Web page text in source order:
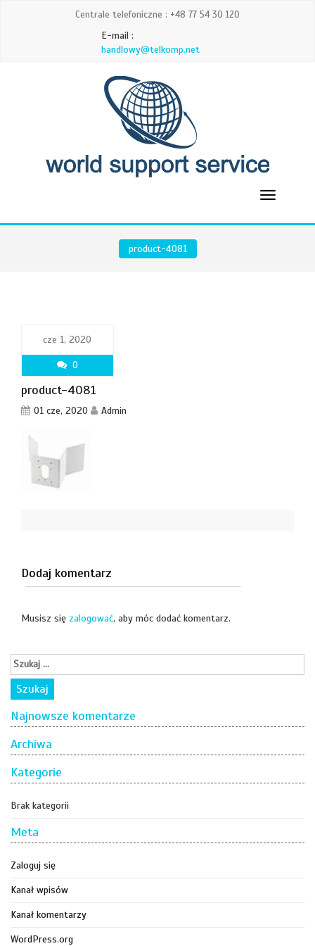
Centrale telefoniczne : +48 77 54 30 120
E-mail :
handlowy@telkomp.net
product-4081
cze 1, 2020
0
product-4081
01 cze, 2020 Admin
Dodaj komentarz
Musisz się zalogować, aby móc dodać komentarz.
Najnowsze komentarze
Archiwa
Kategorie
Brak kategorii
Meta
Zaloguj się
Kanał wpisów
Kanał komentarzy
WordPress.org